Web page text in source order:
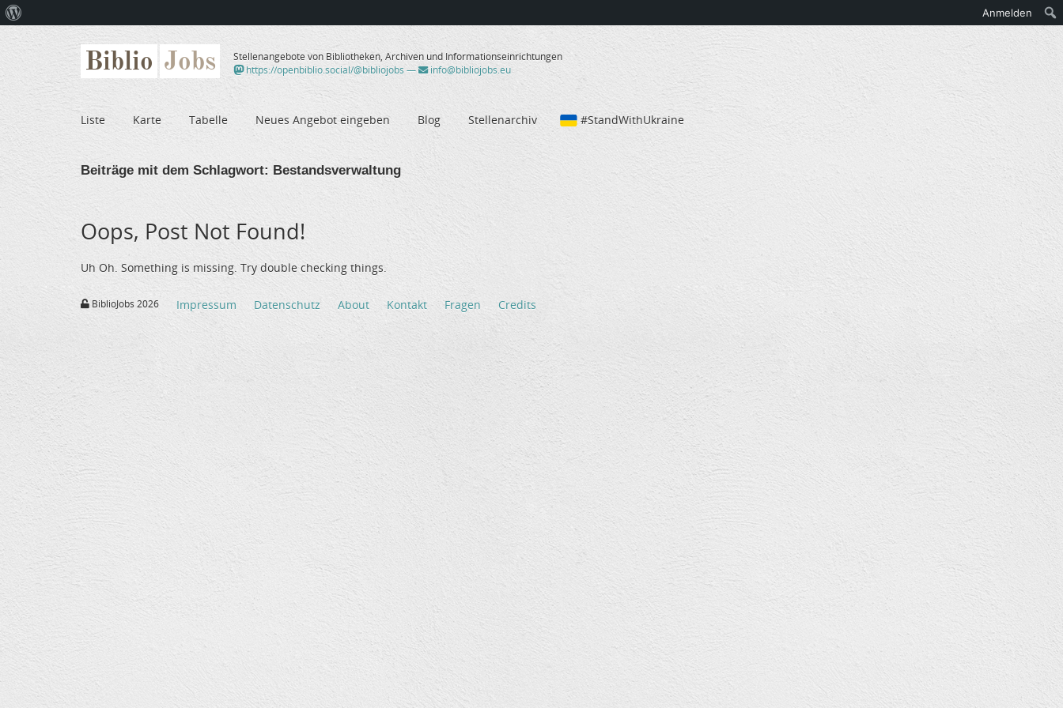
Biblio Jobs
Stellenangebote von Bibliotheken, Archiven und Informationseinrichtungen
https://openbiblio.social/@bibliojobs — info@bibliojobs.eu
Liste Karte Tabelle Neues Angebot eingeben Blog Stellenarchiv #StandWithUkraine
Beiträge mit dem Schlagwort: Bestandsverwaltung
Oops, Post Not Found!
Uh Oh. Something is missing. Try double checking things.
BiblioJobs 2026 Impressum Datenschutz About Kontakt Fragen Credits
WordPress
Anmelden